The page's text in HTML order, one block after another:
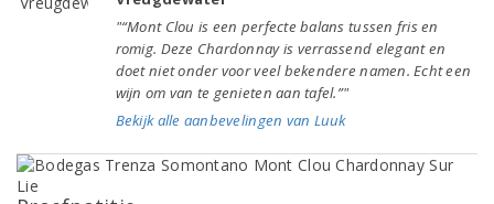
"“Mont Clou is een perfecte balans tussen fris en
romig. Deze Chardonnay is verrassend elegant en
doet niet onder voor veel bekendere namen. Echt een
wijn om van te genieten aan tafel.”"
Bekijk alle aanbevelingen van Luuk